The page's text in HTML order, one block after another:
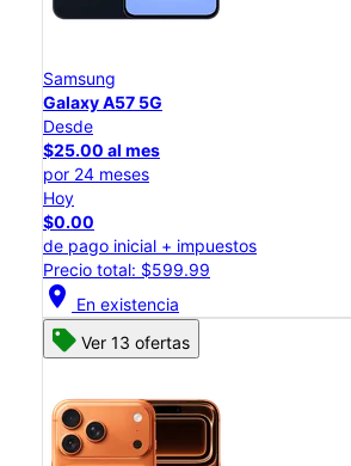
Samsung
Galaxy A57 5G
Desde
$25.00 al mes
por 24 meses
Hoy
$0.00
de pago inicial + impuestos
Precio total: $599.99
location_on En existencia
Ver 13 ofertas